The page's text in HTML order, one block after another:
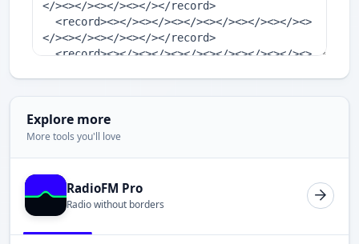
Explore more
More tools you'll love
RadioFM Pro
Radio without borders